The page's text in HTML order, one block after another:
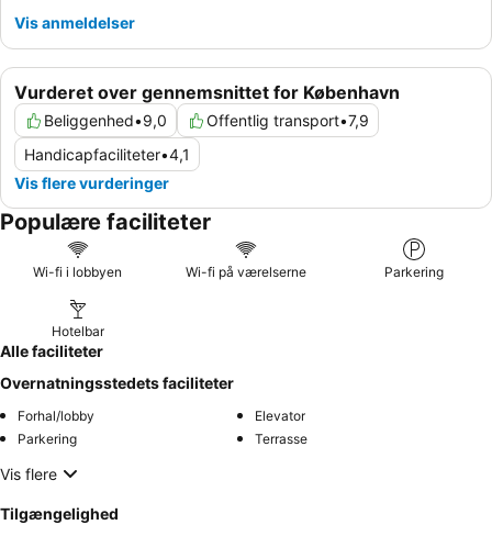
Vurderet over gennemsnittet for København
Beliggenhed•9,0 Offentlig transport•7,9
Handicapfaciliteter•4,1
Vis flere vurderinger
Vis anmeldelser
Populære faciliteter
Wi-fi i lobbyen Wi-fi på værelserne Parkering
Hotelbar
Alle faciliteter
Overnatningsstedets faciliteter
Forhal/lobby
Elevator
Parkering
Terrasse
Vis flere
Tilgængelighed